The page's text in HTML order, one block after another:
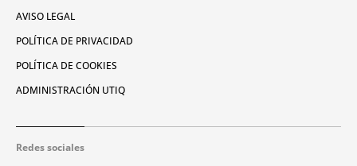
AVISO LEGAL
POLÍTICA DE PRIVACIDAD
POLÍTICA DE COOKIES
ADMINISTRACIÓN UTIQ
Redes sociales